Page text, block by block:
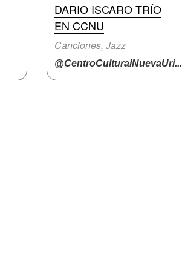
DARIO ISCARO TRÍO
EN CCNU
Canciones, Jazz
@CentroCulturalNuevaUri...